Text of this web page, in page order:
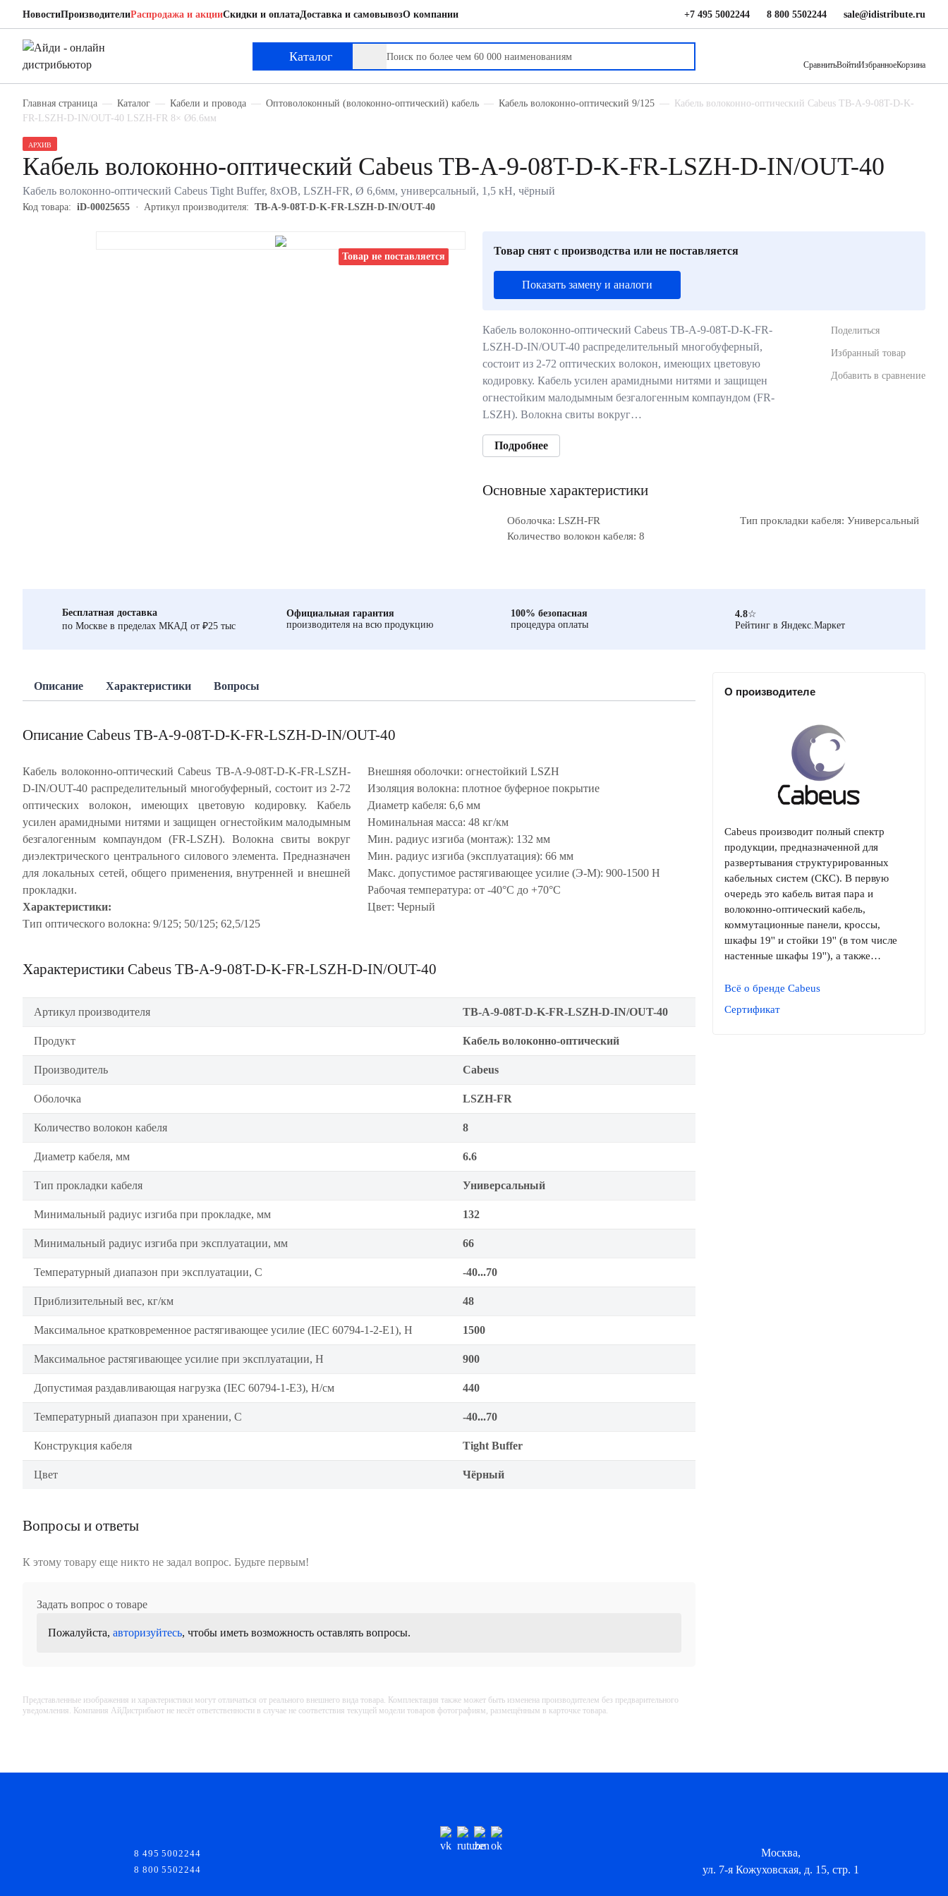
НовостиПроизводителиРаспродажа и акцииСкидки и оплатаДоставка и самовывозО компании +7 495 5002244 8 800 5502244 sale@idistribute.ru
Каталог
СравнитьВойтиИзбранноеКорзина
Главная страница Каталог Кабели и провода Оптоволоконный (волоконно-оптический) кабель Кабель волоконно-оптический 9/125
Кабель волоконно-оптический Cabeus TB-A-9-08T-D-K-
FR-LSZH-D-IN/OUT-40 LSZH-FR 8× Ø6.6мм
Товар не поставляется
АРХИВ
Кабель волоконно-оптический Cabeus TB-A-9-08T-D-K-FR-LSZH-D-IN/OUT-40
Кабель волоконно-оптический Cabeus Tight Buffer, 8хОВ, LSZH-FR, Ø 6,6мм, универсальный, 1,5 кН, чёрный
Код товара: iD-00025655 Артикул производителя: TB-A-9-08T-D-K-FR-LSZH-D-IN/OUT-40
Товар снят с производства или не поставляется
Показать замену и аналоги
Кабель волоконно-оптический Cabeus TB-A-9-08T-D-K-FR-
LSZH-D-IN/OUT-40 распределительный многобуферный,
состоит из 2-72 оптических волокон, имеющих цветовую
кодировку. Кабель усилен арамидными нитями и защищен
огнестойким малодымным безгалогенным компаундом (FR-
LSZH). Волокна свиты вокруг…
Подробнее
Поделиться
Избранный товар
Добавить в сравнение
Основные характеристики
Оболочка: LSZH-FR
Тип прокладки кабеля: Универсальный
Количество волокон кабеля: 8
Бесплатная доставка
по Москве в пределах МКАД от ₽25 тыс
Официальная гарантия
производителя на всю продукцию
100% безопасная
процедура оплаты
4.8☆
Рейтинг в Яндекс.Маркет
Описание Характеристики Вопросы
Описание Cabeus TB-A-9-08T-D-K-FR-LSZH-D-IN/OUT-40
Кабель волоконно-оптический Cabeus TB-A-9-08T-D-K-FR-LSZH-
D-IN/OUT-40 распределительный многобуферный, состоит из 2-72
оптических волокон, имеющих цветовую кодировку. Кабель
усилен арамидными нитями и защищен огнестойким малодымным
безгалогенным компаундом (FR-LSZH). Волокна свиты вокруг
диэлектрического центрального силового элемента. Предназначен
для локальных сетей, общего применения, внутренней и внешней
прокладки.
Характеристики:
Тип оптического волокна: 9/125; 50/125; 62,5/125
Внешняя оболочки: огнестойкий LSZH
Изоляция волокна: плотное буферное покрытие
Диаметр кабеля: 6,6 мм
Номинальная масса: 48 кг/км
Мин. радиус изгиба (монтаж): 132 мм
Мин. радиус изгиба (эксплуатация): 66 мм
Макс. допустимое растягивающее усилие (Э-М): 900-1500 Н
Рабочая температура: от -40°C до +70°C
Цвет: Черный
Характеристики Cabeus TB-A-9-08T-D-K-FR-LSZH-D-IN/OUT-40
Артикул производителя TB-A-9-08T-D-K-FR-LSZH-D-IN/OUT-40
Продукт Кабель волоконно-оптический
Производитель Cabeus
Оболочка LSZH-FR
Количество волокон кабеля 8
Диаметр кабеля, мм 6.6
Тип прокладки кабеля Универсальный
Минимальный радиус изгиба при прокладке, мм 132
Минимальный радиус изгиба при эксплуатации, мм 66
Температурный диапазон при эксплуатации, C -40...70
Приблизительный вес, кг/км 48
Максимальное кратковременное растягивающее усилие (IEC 60794-1-2-E1), Н 1500
Максимальное растягивающее усилие при эксплуатации, Н 900
Допустимая раздавливающая нагрузка (IEC 60794-1-E3), Н/см 440
Температурный диапазон при хранении, C -40...70
Конструкция кабеля Tight Buffer
Цвет Чёрный
Вопросы и ответы
К этому товару еще никто не задал вопрос. Будьте первым!
Задать вопрос о товаре
Пожалуйста, авторизуйтесь, чтобы иметь возможность оставлять вопросы.
Представленные изображения и характеристики могут отличаться от реального внешнего вида товара. Комплектация также может быть изменена производителем без предварительного
уведомления. Компания АйДистрибьют не несёт ответственности в случае не соответствия текущей модели товаров фотографиям, размещённым в карточке товара.
О производителе
Cabeus производит полный спектр
продукции, предназначенной для
развертывания структурированных
кабельных систем (СКС). В первую
очередь это кабель витая пара и
волоконно-оптический кабель,
коммутационные панели, кроссы,
шкафы 19'' и стойки 19'' (в том числе
настенные шкафы 19''), а также…
Всё о бренде Cabeus
Сертификат
Cabeus TB-A-9-08T-D-K-FR-LSZH-D-IN/OUT-40
Кабель волоконно-оптический
8 495 5002244
8 800 5502244
Москва,
ул. 7-я Кожуховская, д. 15, стр. 1